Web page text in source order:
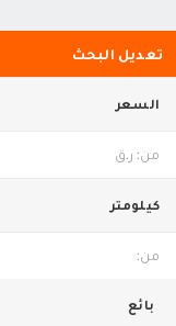
تعديل البحث
السعر
كيلومتر
بائع